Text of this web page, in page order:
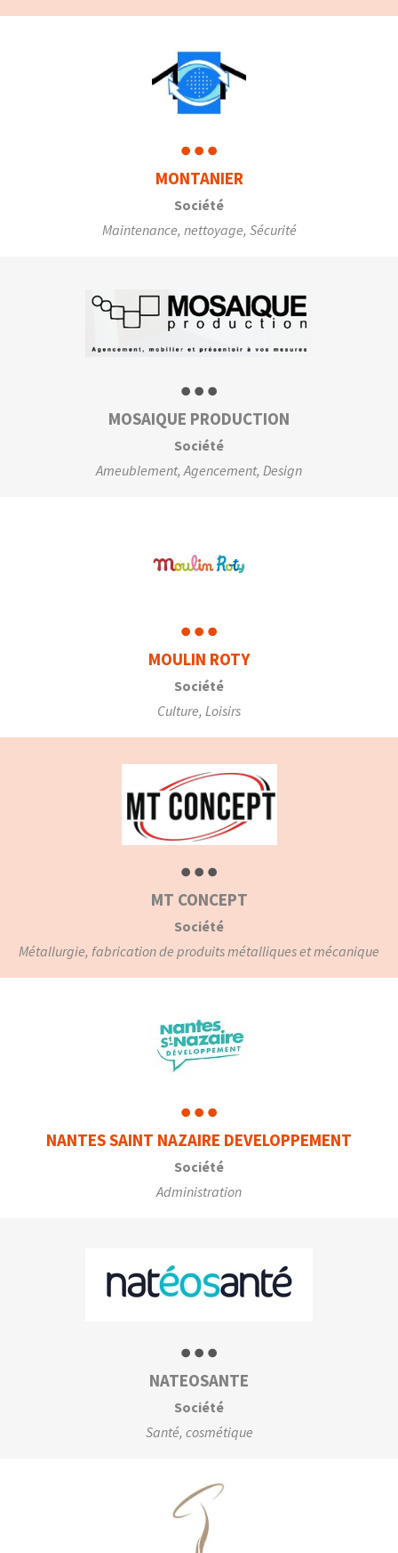
MONTANIER
Société
Maintenance, nettoyage, Sécurité
MOSAIQUE PRODUCTION
Société
Ameublement, Agencement, Design
MOULIN ROTY
Société
Culture, Loisirs
MT CONCEPT
Société
Métallurgie, fabrication de produits métalliques et mécanique
NANTES SAINT NAZAIRE DEVELOPPEMENT
Société
Administration
NATEOSANTE
Société
Santé, cosmétique